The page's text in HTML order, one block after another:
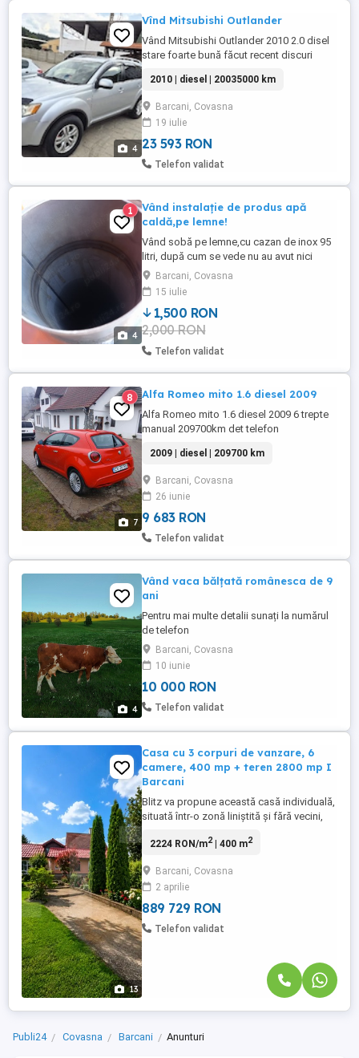
4
Vînd Mitsubishi Outlander
Vând Mitsubishi Outlander 2010 2.0 disel
stare foarte bună făcut recent discuri
germania .
2010 | diesel | 20035000 km
Barcani, Covasna
19 iulie
23 593 RON
Telefon validat
4
1
Vând instalație de produs apă
caldă,pe lemne!
Vând sobă pe lemne,cu cazan de inox 95
litri, după cum se vede nu au avut nici
măcar un foc în ele, vedeți interioarele
sobei cât și a cazanului.(au fost înlocuite
de o centrală).
Barcani, Covasna
15 iulie
1,500 RON
2,000 RON
Telefon validat
7
8 Alfa Romeo mito 1.6 diesel 2009
Alfa Romeo mito 1.6 diesel 2009 6 trepte
manual 209700km det telefon
2009 | diesel | 209700 km
Barcani, Covasna
26 iunie
9 683 RON
Telefon validat
4
Vând vaca bălțată românesca de 9
ani
Pentru mai multe detalii sunați la numărul
de telefon
Barcani, Covasna
10 iunie
10 000 RON
Telefon validat
13
Casa cu 3 corpuri de vanzare, 6
camere, 400 mp + teren 2800 mp I
Barcani
Blitz va propune această casă individuală,
situată într-o zonă liniștită și fără vecini,
evadeze de agitația orașului și să se
corpuri de casă, insumand 400 mp
suprafata utila. Terenul generos de 2800
mp este perfect ...
2224 RON/m2| 400 m2
Barcani, Covasna
2 aprilie
889 729 RON
Telefon validat
Publi24 Covasna Barcani Anunturi